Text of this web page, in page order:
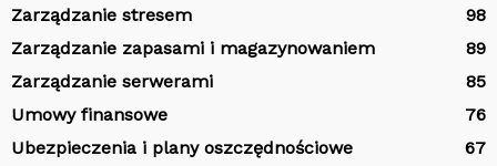
Zarządzanie stresem
98
Zarządzanie zapasami i magazynowaniem
89
Zarządzanie serwerami
85
Umowy finansowe
76
Ubezpieczenia i plany oszczędnościowe
67